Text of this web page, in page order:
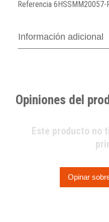
Referencia 6HSSMM20057-
Información adicional
Opiniones del
Este producto no
Opinar